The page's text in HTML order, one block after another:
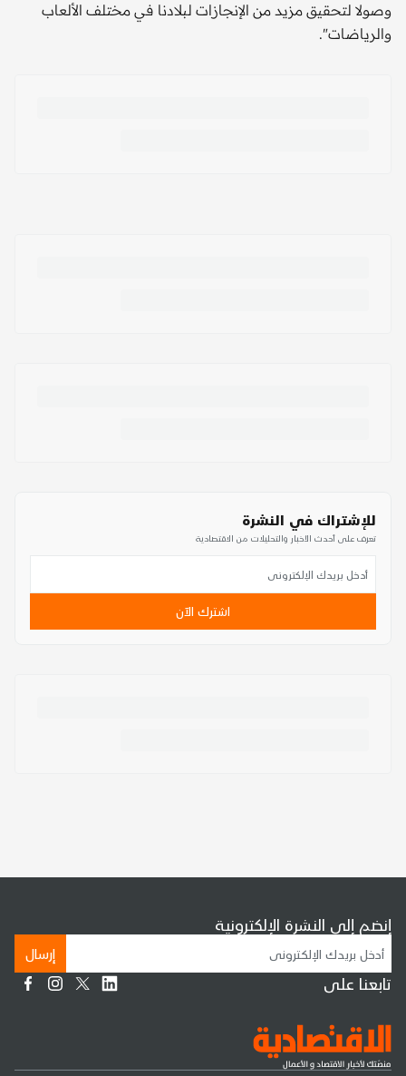
وصولا لتحقيق مزيد من الإنجازات لبلادنا في مختلف الألعاب
والرياضات".
للإشتراك في النشرة
تعرف على أحدث الأخبار والتحليلات من الاقتصادية
اشترك الآن
إنضم إلى النشرة الإلكترونية
إرسال
تابعنا على